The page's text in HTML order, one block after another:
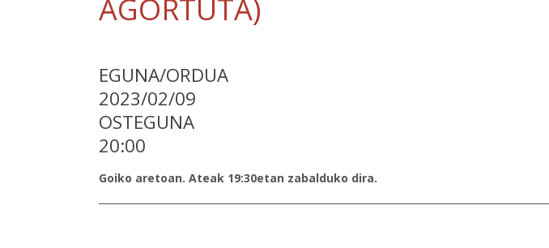
AGORTUTA)
EGUNA/ORDUA
2023/02/09
OSTEGUNA
20:00
Goiko aretoan. Ateak 19:30etan zabalduko dira.